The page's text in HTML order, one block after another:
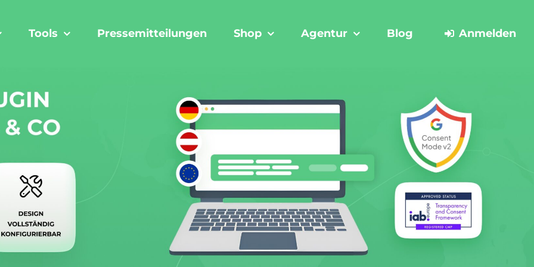
Tools Pressemitteilungen Shop Agentur Blog Anmelden